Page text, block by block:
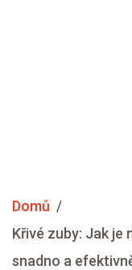
Domů
Křivé zuby: Jak je
snadno a